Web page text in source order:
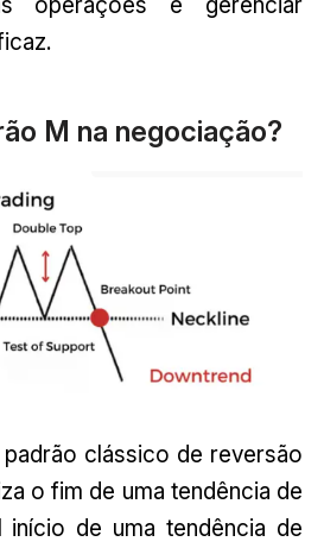
M na negociação?
clássico de reversão
o fim de uma tendência de
de uma tendência de